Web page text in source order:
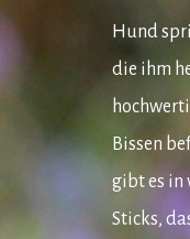
Hund
die ihm
Bissen
gibt es in
Sticks,